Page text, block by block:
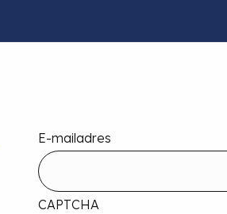
E-mailadres
CAPTCHA